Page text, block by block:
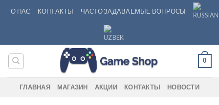
О НАС КОНТАКТЫ ЧАСТО ЗАДАВАЕМЫЕ ВОПРОСЫ
0
ГЛАВНАЯ МАГАЗИН АКЦИИ КОНТАКТЫ НОВОСТИ